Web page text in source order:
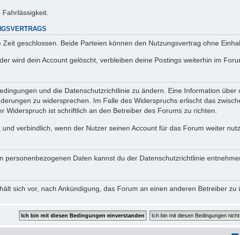
geschlossen. Beide Parteien können den Nutzungsvertrag ohne
wird dein Account gelöscht, verbleiben deine Postings weiterhin im
und die Datenschutzrichtlinie zu ändern. Eine Information
zu widersprechen. Im Falle des Widerspruchs erlischt das
Widerspruch ist schriftlich an den Betreiber des Forums zu richten.
verbindlich, wenn der Nutzer seinen Account für das Forum weiter
personenbezogenen Daten kannst du der Datenschutzrichtlinie
sich vor, nach Ankündigung, das Forum an einen anderen Betreiber zu